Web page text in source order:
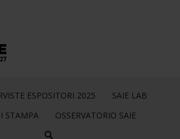
ESPOSITORI 2025
SAIE LAB
STAMPA
OSSERVATORIO SAIE